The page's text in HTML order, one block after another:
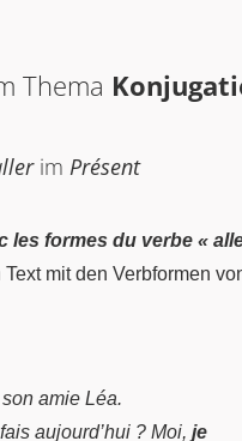
Thema
im Présent
les formes du verbe «
mit den Verbformen
amie Léa.
aujourd’hui ? Moi, je